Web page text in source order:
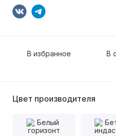
В избранное В
Цвет производителя